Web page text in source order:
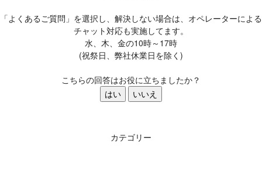
「よくあるご質問」を選択し、解決しない場合は、オペレーターによる
チャット対応も実施してます。
水、木、金の10時～17時
(祝祭日、弊社休業日を除く)
こちらの回答はお役に立ちましたか？
はい
いいえ
カテゴリー